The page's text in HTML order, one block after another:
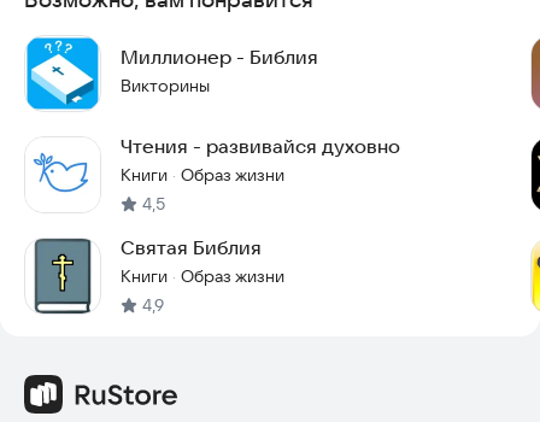
Миллионер - Библия
Викторины
Чтения - развивайся духовно
Книги · Образ жизни
4,5
Святая Библия
Книги · Образ жизни
4,9